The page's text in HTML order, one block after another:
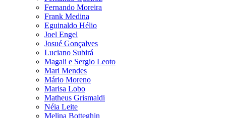
Fernando Moreira
Frank Medina
Eguinaldo Hélio
Joel Engel
Josué Gonçalves
Luciano Subirá
Magali e Sergio Leoto
Mari Mendes
Mário Moreno
Marisa Lobo
Matheus Grismaldi
Néia Leite
Melina Botteghin